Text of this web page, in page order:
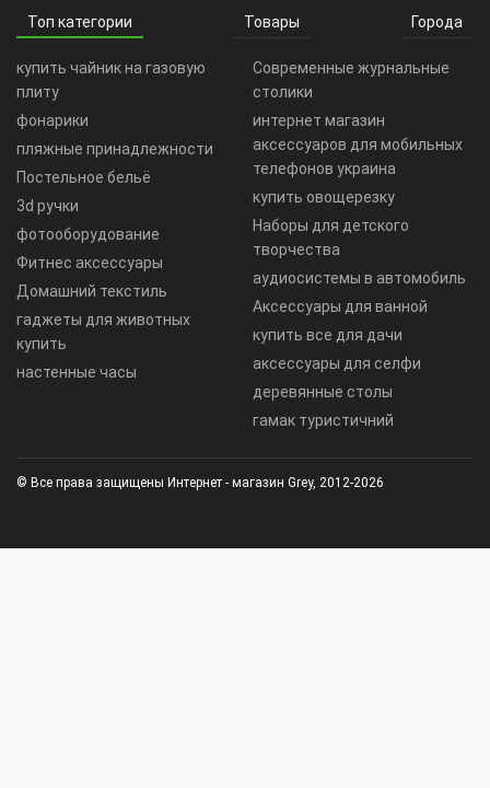
Топ категории Товары Города
купить чайник на газовую
плиту
фонарики
пляжные принадлежности
Постельное бельё
3d ручки
фотооборудование
Фитнес аксессуары
Домашний текстиль
гаджеты для животных
купить
настенные часы
Современные журнальные
столики
интернет магазин
аксессуаров для мобильных
телефонов украина
купить овощерезку
Наборы для детского
творчества
аудиосистемы в автомобиль
Аксессуары для ванной
купить все для дачи
аксессуары для селфи
деревянные столы
гамак туристичний
© Все права защищены Интернет - магазин Grey, 2012-2026